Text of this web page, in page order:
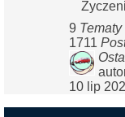
9 Tematy
1711
10 lip